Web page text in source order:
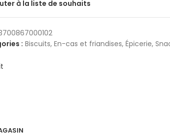
à la liste de souhaits
: Biscuits, En-cas et friandises, Épicerie,